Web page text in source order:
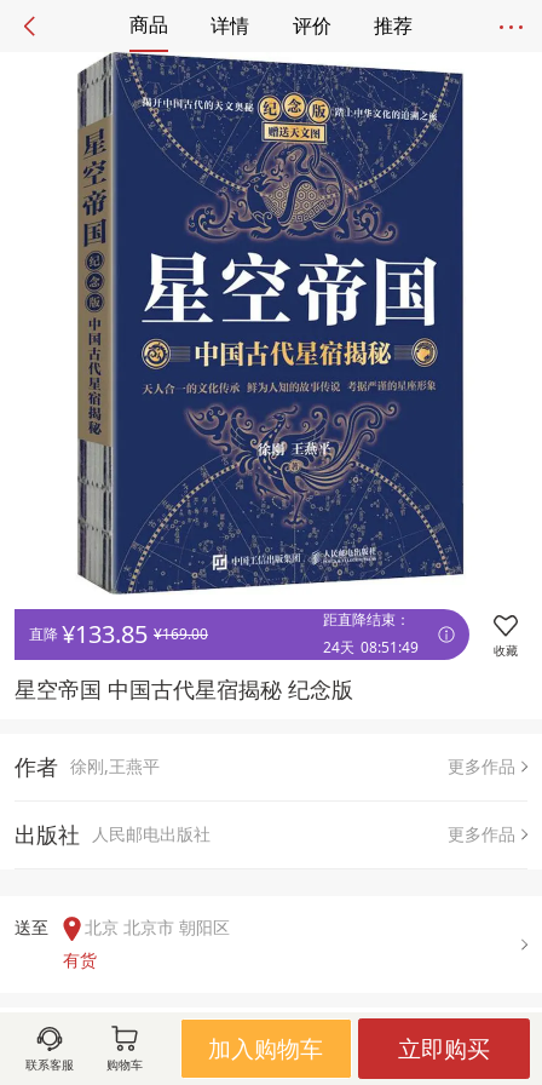
商品 详情 评价 推荐
直降 ¥133.85 ¥169.00
距直降结束：
24天 08:51:49 收藏
星空帝国 中国古代星宿揭秘 纪念版
作者 徐刚,王燕平 更多作品
出版社 人民邮电出版社 更多作品
送至
北京 北京市 朝阳区
有货
用户评论(
联系客服 购物车
加入购物车 立即购买